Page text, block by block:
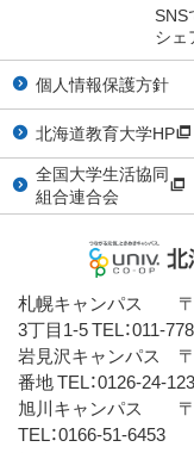
SNS
シェ
個人情報保護方針
北海道教育大学HP
全国大学生活協同
組合連合会
札幌キャンパス 〒
3丁目1-5 TEL：011-
岩見沢キャンパス
番地 TEL：0126-24-
旭川キャンパス 〒
TEL：0166-51-6453